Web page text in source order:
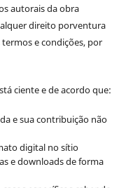
autorais da obra
direito porventura
e condições, por
ciente e de acordo que:
e sua contribuição não
digital no sítio
e downloads de forma